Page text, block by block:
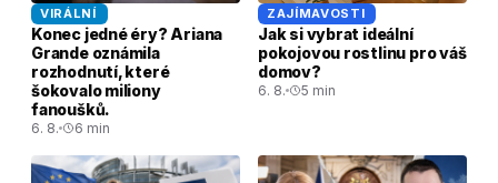
VIRÁLNÍ
Konec jedné éry? Ariana
Grande oznámila
rozhodnutí, které
šokovalo miliony
fanoušků.
6. 8. 6 min
ZAJÍMAVOSTI
Jak si vybrat ideální
pokojovou rostlinu pro váš
domov?
6. 8. 5 min